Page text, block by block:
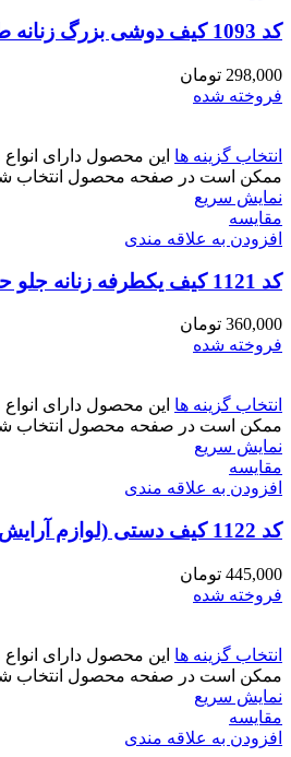
کد 1093 کیف دوشی بزرگ زنانه طرح برند
298,000 تومان
فروخته شده
انتخاب گزینه ها این محصول دارای
ممکن است در صفحه محصول انتخاب
نمایش سریع
مقايسه
افزودن به علاقه مندی
کد 1121 کیف یکطرفه زنانه جلو حلقه
360,000 تومان
فروخته شده
انتخاب گزینه ها این محصول دارای
ممکن است در صفحه محصول انتخاب
نمایش سریع
مقايسه
افزودن به علاقه مندی
کد 1122 کیف دستی (لوازم آرایش) طرح برند
445,000 تومان
فروخته شده
انتخاب گزینه ها این محصول دارای
ممکن است در صفحه محصول انتخاب
نمایش سریع
مقايسه
افزودن به علاقه مندی